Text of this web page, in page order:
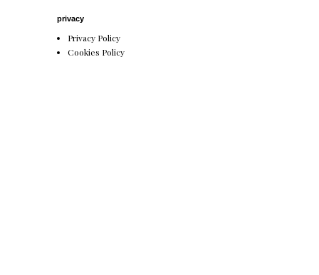
privacy
Privacy Policy
Cookies Policy